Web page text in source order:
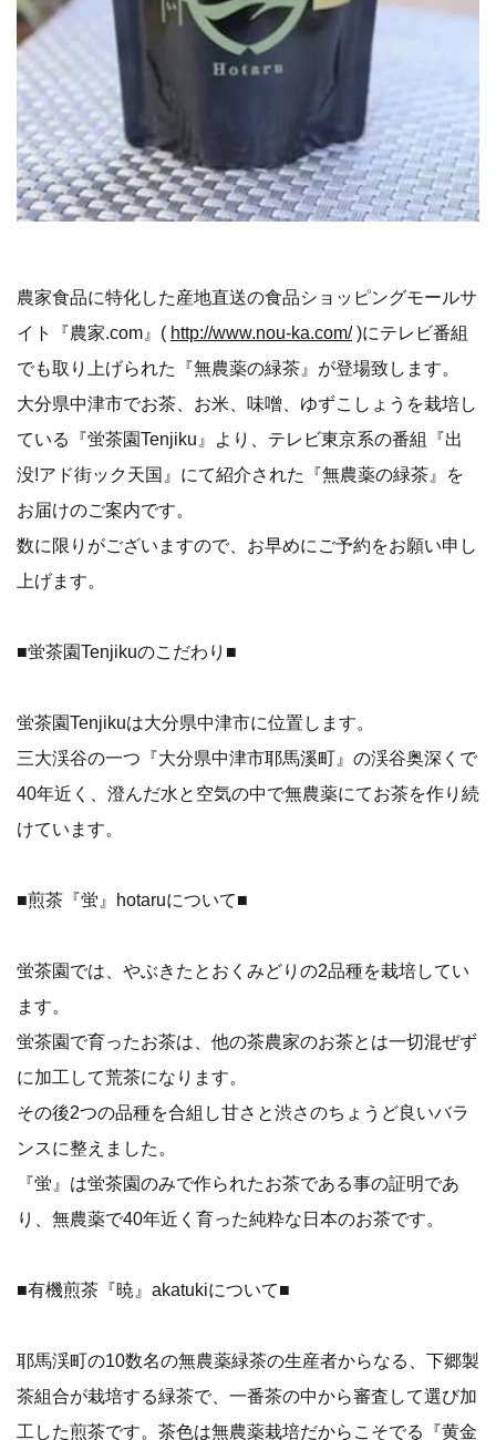
農家食品に特化した産地直送の食品ショッピングモールサ
イト『農家.com』( http://www.nou-ka.com/ )にテレビ番組
でも取り上げられた『無農薬の緑茶』が登場致します。
大分県中津市でお茶、お米、味噌、ゆずこしょうを栽培し
ている『蛍茶園Tenjiku』より、テレビ東京系の番組『出
没!アド街ック天国』にて紹介された『無農薬の緑茶』を
お届けのご案内です。
数に限りがございますので、お早めにご予約をお願い申し
上げます。
■蛍茶園Tenjikuのこだわり■
蛍茶園Tenjikuは大分県中津市に位置します。
三大渓谷の一つ『大分県中津市耶馬溪町』の渓谷奥深くで
40年近く、澄んだ水と空気の中で無農薬にてお茶を作り続
けています。
■煎茶『蛍』hotaruについて■
蛍茶園では、やぶきたとおくみどりの2品種を栽培してい
ます。
蛍茶園で育ったお茶は、他の茶農家のお茶とは一切混ぜず
に加工して荒茶になります。
その後2つの品種を合組し甘さと渋さのちょうど良いバラ
ンスに整えました。
『蛍』は蛍茶園のみで作られたお茶である事の証明であ
り、無農薬で40年近く育った純粋な日本のお茶です。
■有機煎茶『暁』akatukiについて■
耶馬渓町の10数名の無農薬緑茶の生産者からなる、下郷製
茶組合が栽培する緑茶で、一番茶の中から審査して選び加
工した煎茶です。茶色は無農薬栽培だからこそでる『黄金